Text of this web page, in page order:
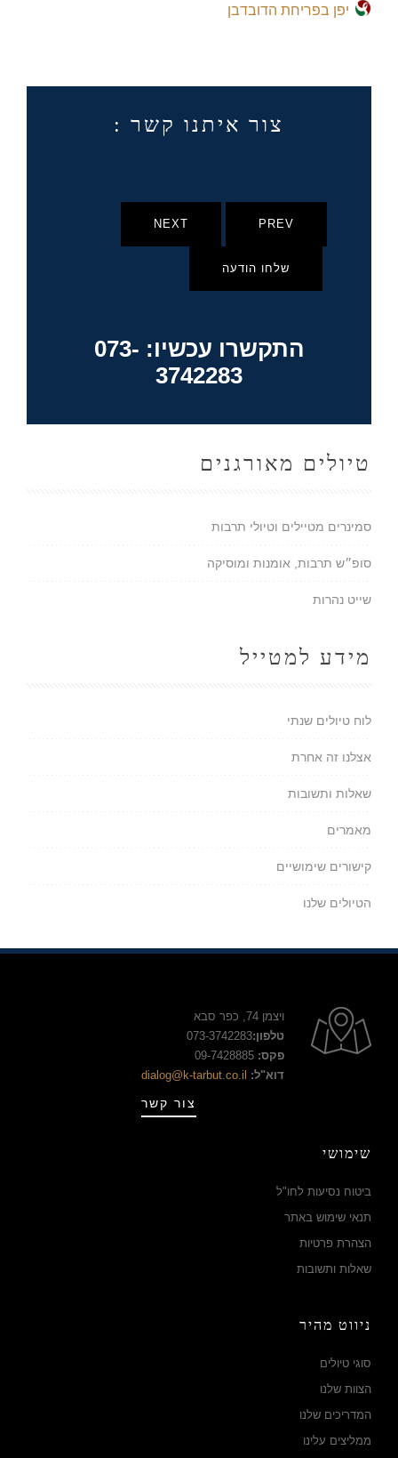
יפן בפריחת הדובדבן
צור איתנו קשר :
PREV
NEXT
שלחו הודעה
התקשרו עכשיו: 073-
3742283
טיולים מאורגנים
סמינרים מטיילים וטיולי תרבות
סופ״ש תרבות, אומנות ומוסיקה
שייט נהרות
מידע למטייל
לוח טיולים שנתי
אצלנו זה אחרת
שאלות ותשובות
מאמרים
קישורים שימושיים
הטיולים שלנו
ויצמן 74, כפר סבא
טלפון:073-3742283
פקס:
דוא"ל: dialog@k-tarbut.co.il
צור קשר
שימושי
ביטוח נסיעות לחו"ל
תנאי שימוש באתר
הצהרת פרטיות
שאלות ותשובות
ניווט מהיר
סוגי טיולים
הצוות שלנו
המדריכים שלנו
ממליצים עלינו